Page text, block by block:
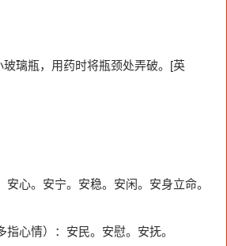
璃瓶，用药时将瓶颈处弄破。[英
心。安宁。安稳。安闲。安身立命。
心情）：安民。安慰。安抚。